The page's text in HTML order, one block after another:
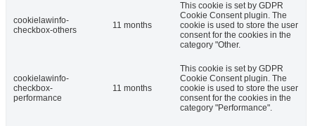
cookielawinfo-
checkbox-others
11 months
This cookie is set by GDPR
Cookie Consent plugin. The
cookie is used to store the user
consent for the cookies in the
category "Other.
cookielawinfo-
checkbox-
performance
11 months
This cookie is set by GDPR
Cookie Consent plugin. The
cookie is used to store the user
consent for the cookies in the
category "Performance".